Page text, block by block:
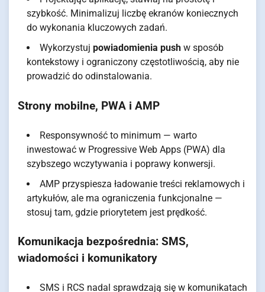
szybkość. Minimalizuj liczbę ekranów koniecznych
do wykonania kluczowych zadań.
Wykorzystuj powiadomienia push w sposób
kontekstowy i ograniczony częstotliwością, aby nie
prowadzić do odinstalowania.
Strony mobilne, PWA i AMP
Responsywność to minimum — warto
inwestować w Progressive Web Apps (PWA) dla
szybszego wczytywania i poprawy konwersji.
AMP przyspiesza ładowanie treści reklamowych i
artykułów, ale ma ograniczenia funkcjonalne —
stosuj tam, gdzie priorytetem jest prędkość.
Komunikacja bezpośrednia: SMS,
wiadomości i komunikatory
SMS i RCS nadal sprawdzają się w komunikatach